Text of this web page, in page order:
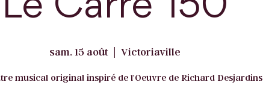
sam. 15 août Victoriaville
musical original inspiré de l'Oeuvre de Richard Desjardins